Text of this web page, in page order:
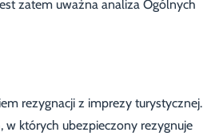
zatem uważna analiza Ogólnych
rezygnacji z imprezy turystycznej.
których ubezpieczony rezygnuje